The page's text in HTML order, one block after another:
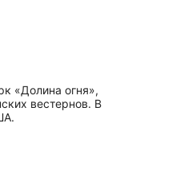
«Долина огня»,
вестернов. В